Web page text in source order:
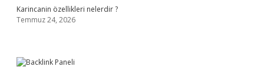
Karincanin özellikleri nelerdir ?
Temmuz 24, 2026